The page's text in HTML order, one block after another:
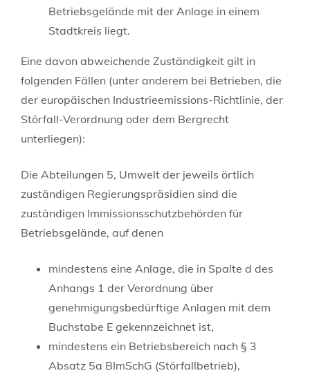
Betriebsgelände mit der Anlage in einem
Stadtkreis liegt.
Eine davon abweichende Zuständigkeit gilt in
folgenden Fällen (unter anderem bei Betrieben, die
der europäischen Industrieemissions-Richtlinie, der
Störfall-Verordnung oder dem Bergrecht
unterliegen):
Die Abteilungen 5, Umwelt der jeweils örtlich
zuständigen Regierungspräsidien sind die
zuständigen Immissionsschutzbehörden für
Betriebsgelände, auf denen
mindestens eine Anlage, die in Spalte d des
Anhangs 1 der Verordnung über
genehmigungsbedürftige Anlagen mit dem
Buchstabe E gekennzeichnet ist,
mindestens ein Betriebsbereich nach § 3
Absatz 5a BImSchG (Störfallbetrieb),